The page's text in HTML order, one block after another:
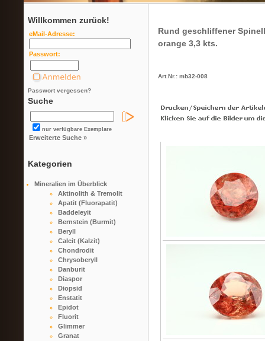
Willkommen zurück!
eMail-Adresse:
Passwort:
Passwort vergessen?
Suche
nur verfügbare Exemplare
Erweiterte Suche »
Kategorien
Mineralien im Überblick
Aktinolith & Tremolit
Apatit (Fluorapatit)
Baddeleyit
Bernstein (Burmit)
Beryll
Calcit (Kalzit)
Chondrodit
Chrysoberyll
Danburit
Diaspor
Diopsid
Enstatit
Epidot
Fluorit
Glimmer
Granat
Rund geschliffener
orange 3,3 kts.
Art.Nr.: mb32-008